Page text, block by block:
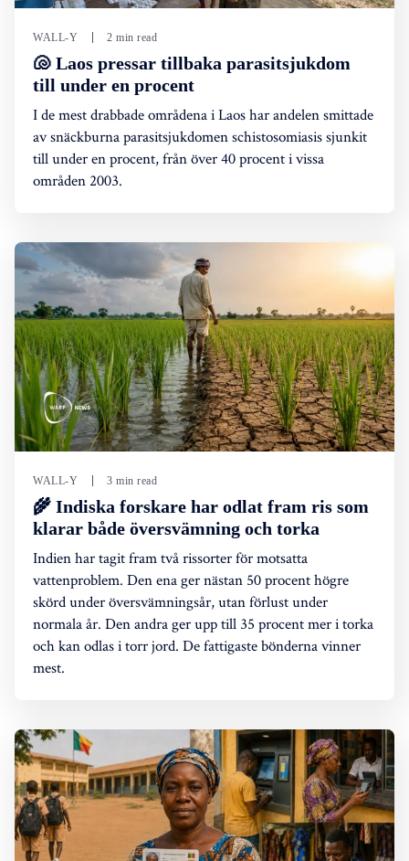
WALL-Y 2 min read
🐚 Laos pressar tillbaka parasitsjukdom
till under en procent
I de mest drabbade områdena i Laos har andelen smittade
av snäckburna parasitsjukdomen schistosomiasis sjunkit
till under en procent, från över 40 procent i vissa
områden 2003.
WALL-Y 3 min read
🌾 Indiska forskare har odlat fram ris som
klarar både översvämning och torka
Indien har tagit fram två rissorter för motsatta
vattenproblem. Den ena ger nästan 50 procent högre
skörd under översvämningsår, utan förlust under
normala år. Den andra ger upp till 35 procent mer i torka
och kan odlas i torr jord. De fattigaste bönderna vinner
mest.